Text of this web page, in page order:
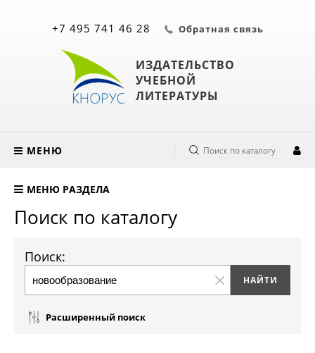
ИЗДАТЕЛЬСТВО
УЧЕБНОЙ
ЛИТЕРАТУРЫ
+7 495 741 46 28 Обратная связь
МЕНЮ Поиск по каталогу
МЕНЮ РАЗДЕЛА
Поиск по каталогу
Поиск:
Расширенный поиск